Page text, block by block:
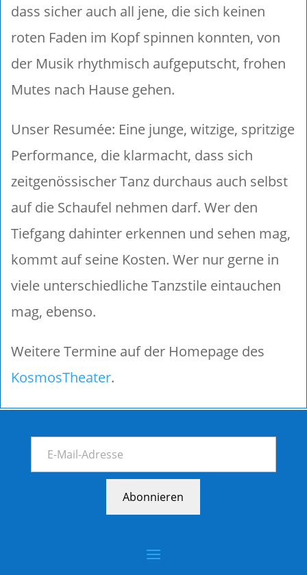
dass sicher auch all jene, die sich keinen
roten Faden im Kopf spinnen konnten, von
der Musik rhythmisch aufgeputscht, frohen
Mutes nach Hause gehen.
Unser Resumée: Eine junge, witzige, spritzige
Performance, die klarmacht, dass sich
zeitgenössischer Tanz durchaus auch selbst
auf die Schaufel nehmen darf. Wer den
Tiefgang dahinter erkennen und sehen mag,
kommt auf seine Kosten. Wer nur gerne in
viele unterschiedliche Tanzstile eintauchen
mag, ebenso.
Weitere Termine auf der Homepage des
KosmosTheater.
Abonnieren